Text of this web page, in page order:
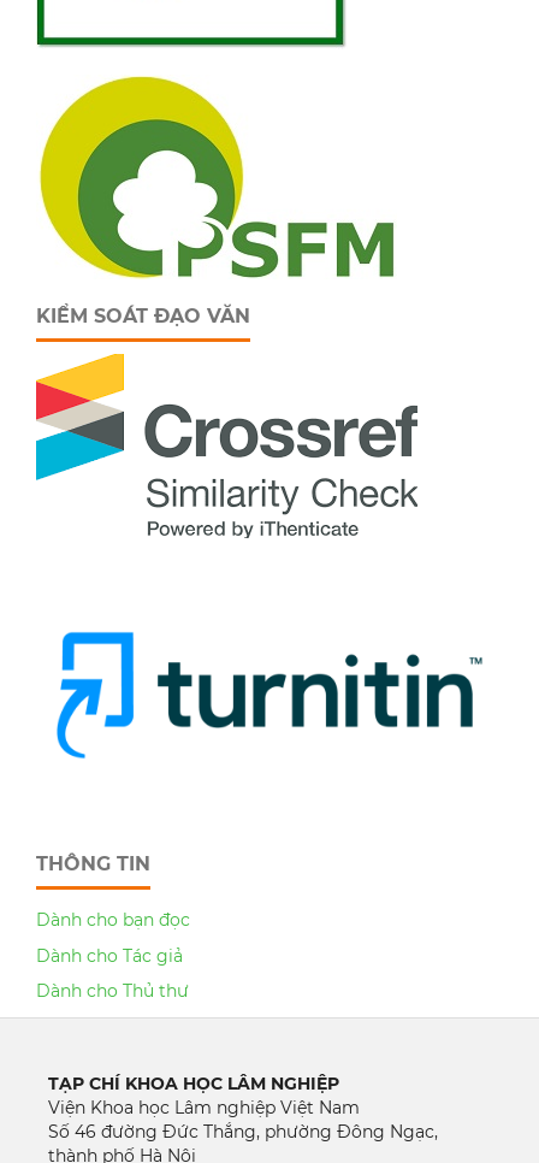
KIỂM SOÁT ĐẠO VĂN
THÔNG TIN
Dành cho bạn đọc
Dành cho Tác giả
Dành cho Thủ thư
TẠP CHÍ KHOA HỌC LÂM NGHIỆP
Viện Khoa học Lâm nghiệp Việt Nam
Số 46 đường Đức Thắng, phường Đông Ngạc,
thành phố Hà Nội